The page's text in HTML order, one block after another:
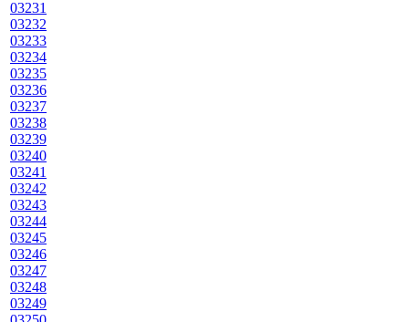
03231
03232
03233
03234
03235
03236
03237
03238
03239
03240
03241
03242
03243
03244
03245
03246
03247
03248
03249